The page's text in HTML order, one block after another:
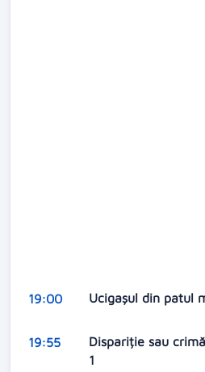
19:00 Ucigașul din patul
19:55
Dispariție sau
1